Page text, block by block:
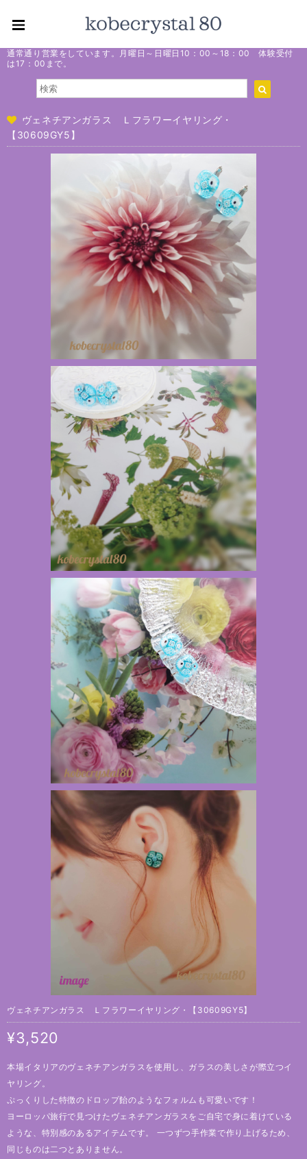
通常通り営業をしています。月曜日～日曜日10：00～18：00 体験受付
は17：00まで。
ヴェネチアンガラス Ｌフラワーイヤリング・
【30609GY5】
ヴェネチアンガラス Ｌフラワーイヤリング・【30609GY5】
¥3,520
本場イタリアのヴェネチアンガラスを使用し、ガラスの美しさが際立つイ
ヤリング。
ぷっくりした特徴のドロップ飴のようなフォルムも可愛いです！
ヨーロッパ旅行で見つけたヴェネチアンガラスをご自宅で身に着けている
ような、特別感のあるアイテムです。 一つずつ手作業で作り上げるため、
同じものは二つとありません。